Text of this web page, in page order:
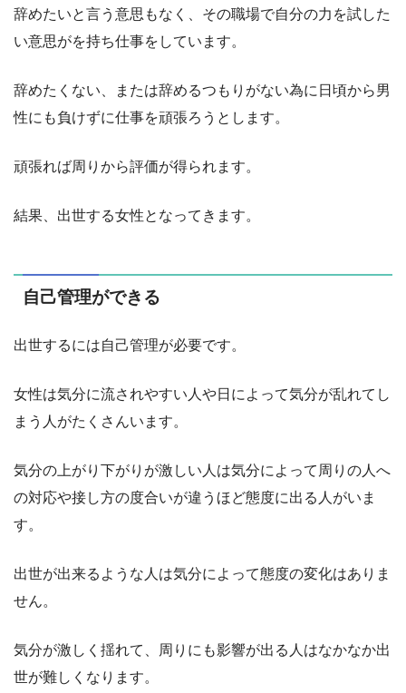
辞めたいと言う意思もなく、その職場で自分の力を試した
い意思がを持ち仕事をしています。
辞めたくない、または辞めるつもりがない為に日頃から男
性にも負けずに仕事を頑張ろうとします。
頑張れば周りから評価が得られます。
結果、出世する女性となってきます。
自己管理ができる
出世するには自己管理が必要です。
女性は気分に流されやすい人や日によって気分が乱れてし
まう人がたくさんいます。
気分の上がり下がりが激しい人は気分によって周りの人へ
の対応や接し方の度合いが違うほど態度に出る人がいま
す。
出世が出来るような人は気分によって態度の変化はありま
せん。
気分が激しく揺れて、周りにも影響が出る人はなかなか出
世が難しくなります。